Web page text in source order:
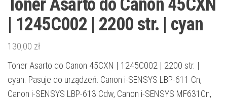
Toner Asarto do Canon 45CXN
| 1245C002 | 2200 str. | cyan
130,00 zł
Toner Asarto do Canon 45CXN | 1245C002 | 2200 str. |
cyan. Pasuje do urządzeń: Canon i-SENSYS LBP-611 Cn,
Canon i-SENSYS LBP-613 Cdw, Canon i-SENSYS MF631Cn,